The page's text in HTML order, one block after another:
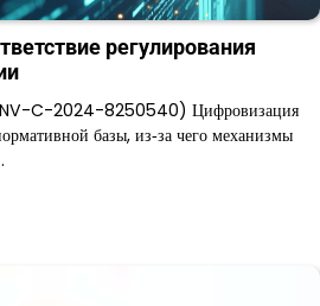
регулирования
C-2024-8250540) Цифровизация
базы, из‑за чего механизмы